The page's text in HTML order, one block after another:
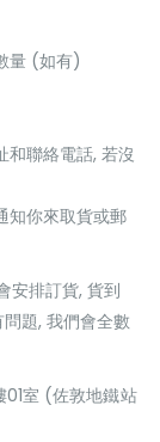
量 (如有)
聯絡電話, 若沒
知你來取貨或郵
安排訂貨, 貨到
題, 我們會全數
室 (佐敦地鐵站